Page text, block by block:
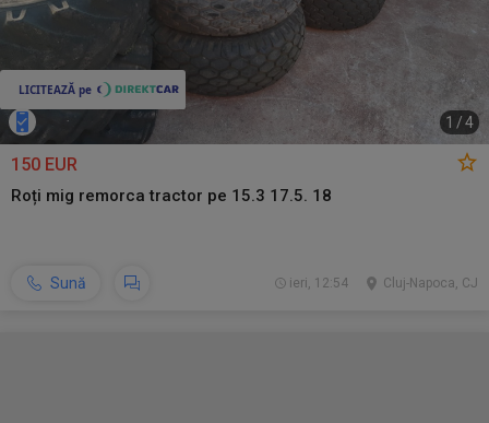
1 /4
150 EUR
Roți mig remorca tractor pe 15.3 17.5. 18
Sună Cluj-Napoca, CJ
ieri, 12:54